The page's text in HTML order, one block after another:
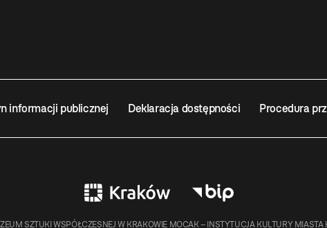
informacji publicznej Deklaracja dostępności Procedura
SZTUKI WSPÓŁCZESNEJ W KRAKOWIE MOCAK – INSTYTUCJA KULTURY MIASTA